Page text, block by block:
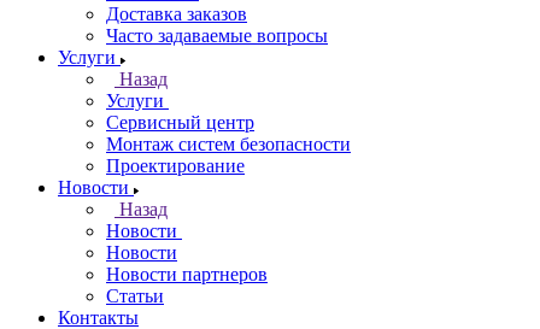
Доставка заказов
Часто задаваемые вопросы
Услуги
Назад
Услуги
Сервисный центр
Монтаж систем безопасности
Проектирование
Новости
Назад
Новости
Новости
Новости партнеров
Статьи
Контакты